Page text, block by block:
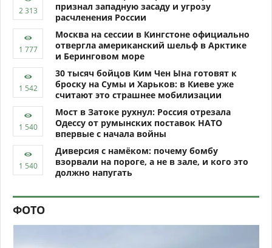
признал западную засаду и угрозу
расчленения России
Москва на сессии в Кингстоне официально
отвергла американский шельф в Арктике
и Беринговом море
30 тысяч бойцов Ким Чен Ына готовят к
броску на Сумы и Харьков: в Киеве уже
считают это страшнее мобилизации
Мост в Затоке рухнул: Россия отрезала
Одессу от румынских поставок НАТО
впервые с начала войны
Диверсия с намёком: почему бомбу
взорвали на пороге, а не в зале, и кого это
должно напугать
ФОТО